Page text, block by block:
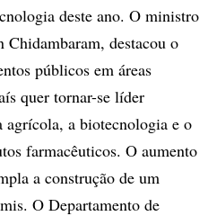
deste ano. O ministro
Chidambaram, destacou o
públicos em áreas
quer tornar-se líder
agrícola, a biotecnologia e o
farmacêuticos. O aumento
a construção de um
O Departamento de